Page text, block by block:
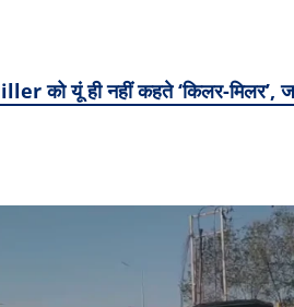
को यूं ही नहीं कहते ‘किलर-मिलर’,